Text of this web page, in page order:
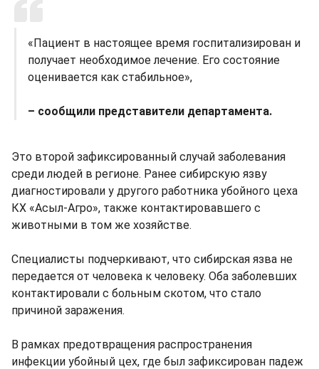
«Пациент в настоящее время госпитализирован и
получает необходимое лечение. Его состояние
оценивается как стабильное»,
– сообщили представители департамента.
Это второй зафиксированный случай заболевания
среди людей в регионе. Ранее сибирскую язву
диагностировали у другого работника убойного цеха
КХ «Асыл-Агро», также контактировавшего с
животными в том же хозяйстве.
Специалисты подчеркивают, что сибирская язва не
передается от человека к человеку. Оба заболевших
контактировали с больным скотом, что стало
причиной заражения.
В рамках предотвращения распространения
инфекции убойный цех, где был зафиксирован падеж